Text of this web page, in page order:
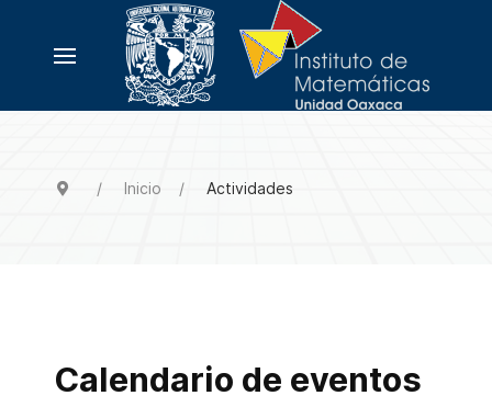
Inicio Actividades
Calendario de eventos